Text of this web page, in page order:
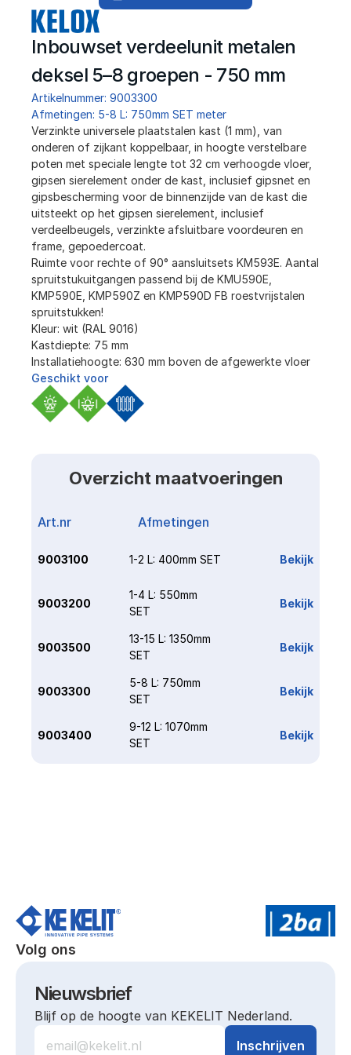
Inbouwset verdeelunit metalen
deksel 5–8 groepen - 750 mm
Artikelnummer: 9003300
Afmetingen: 5-8 L: 750mm SET meter
﻿Verzinkte universele plaatstalen kast (1 mm), van
onderen of zijkant koppelbaar, in hoogte verstelbare
poten met speciale lengte tot 32 cm verhoogde vloer,
gipsen sierelement onder de kast, inclusief gipsnet en
gipsbescherming voor de binnenzijde van de kast die
uitsteekt op het gipsen sierelement, inclusief
verdeelbeugels, verzinkte afsluitbare voordeuren en
frame, gepoedercoat.
Ruimte voor rechte of 90° aansluitsets KM593E. Aantal
spruitstukuitgangen passend bij de KMU590E,
KMP590E, KMP590Z en KMP590D FB roestvrijstalen
spruitstukken!
Kleur: wit (RAL 9016)
Kastdiepte: 75 mm
Installatiehoogte: 630 mm boven de afgewerkte vloer
Geschikt voor
Overzicht maatvoeringen
Art.nr Afmetingen
9003100 1-2 L: 400mm SET Bekijk
9003200
1-4 L: 550mm
SET
Bekijk
9003500
13-15 L: 1350mm
SET
Bekijk
9003300
5-8 L: 750mm
SET
Bekijk
9003400
9-12 L: 1070mm
SET
Bekijk
Volg ons
Nieuwsbrief
Blijf op de hoogte van KEKELIT Nederland.